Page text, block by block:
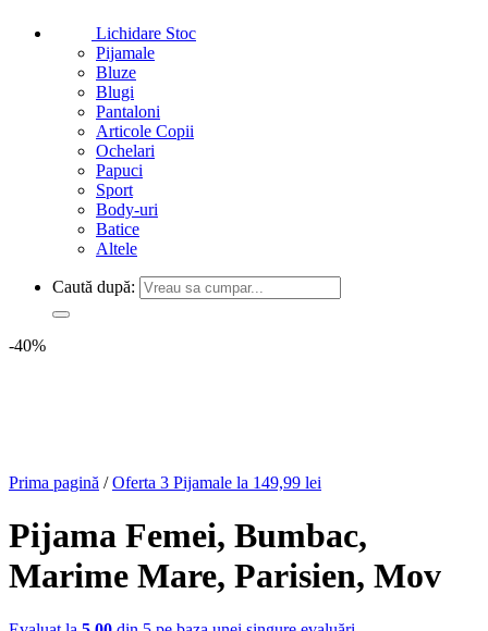
Lichidare Stoc
Pijamale
Bluze
Blugi
Pantaloni
Articole Copii
Ochelari
Papuci
Sport
Body-uri
Batice
Altele
Caută după:
-40%
Prima pagină / Oferta 3 Pijamale la 149,99 lei
Pijama Femei, Bumbac,
Marime Mare, Parisien, Mov